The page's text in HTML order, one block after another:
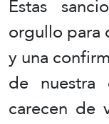
orgullo para
y una
de nuestra
carecen de